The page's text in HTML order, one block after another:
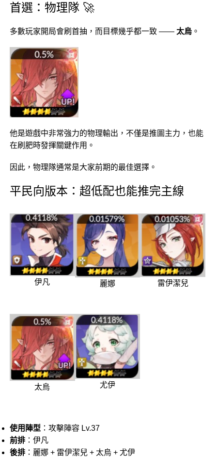
首選：物理隊 🚀
多數玩家開局會刷首抽，而目標幾乎都一致 —— 太烏 。
他是遊戲中非常強力的物理輸出，不僅是推圖主力，也能
在刷肥時發揮關鍵作用。
因此，物理隊通常是大家前期的最佳選擇。
平民向版本：超低配也能推完主線
伊凡 麗娜 雷伊潔兒
太烏 尤伊
使用陣型 ：攻擊陣容 Lv.37
前排 ：伊凡
後排 ：麗娜 + 雷伊潔兒 + 太烏 + 尤伊